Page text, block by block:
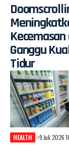
Kecemasan
Ganggu
Tidur
HEALTH 9 Juli 2026